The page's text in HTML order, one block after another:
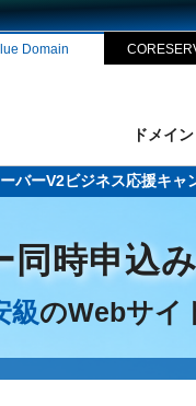
Domain
ドメイン
ー
バーV2ビジネス応援キャ
同時申込
級のWebサイ